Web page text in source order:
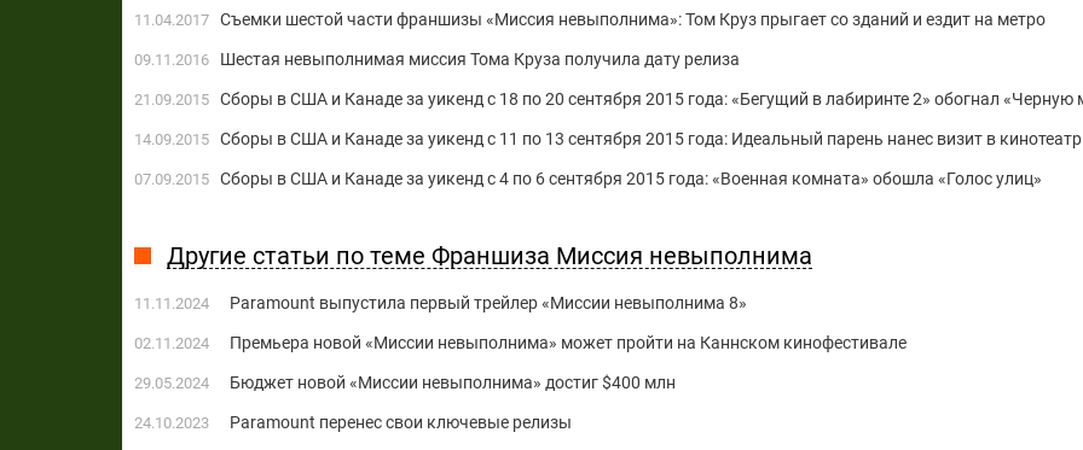
11.04.2017 Съемки шестой части франшизы «Миссия невыполнима»: Том Круз прыгает со зданий и ездит на метро
09.11.2016 Шестая невыполнимая миссия Тома Круза получила дату релиза
21.09.2015 Сборы в США и Канаде за уикенд с 18 по 20 сентября 2015 года: «Бегущий в лабиринте 2» обогнал «Черную
14.09.2015 Сборы в США и Канаде за уикенд с 11 по 13 сентября 2015 года: Идеальный парень нанес визит в
07.09.2015 Сборы в США и Канаде за уикенд с 4 по 6 сентября 2015 года: «Военная комната» обошла «Голос улиц»
Другие статьи по теме Франшиза Миссия невыполнима
11.11.2024 Paramount выпустила первый трейлер «Миссии невыполнима 8»
02.11.2024 Премьера новой «Миссии невыполнима» может пройти на Каннском кинофестивале
29.05.2024 Бюджет новой «Миссии невыполнима» достиг $400 млн
24.10.2023 Paramount перенес свои ключевые релизы